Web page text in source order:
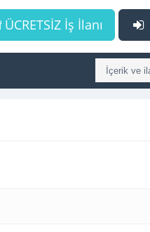
ÜCRETSİZ İş İlanı